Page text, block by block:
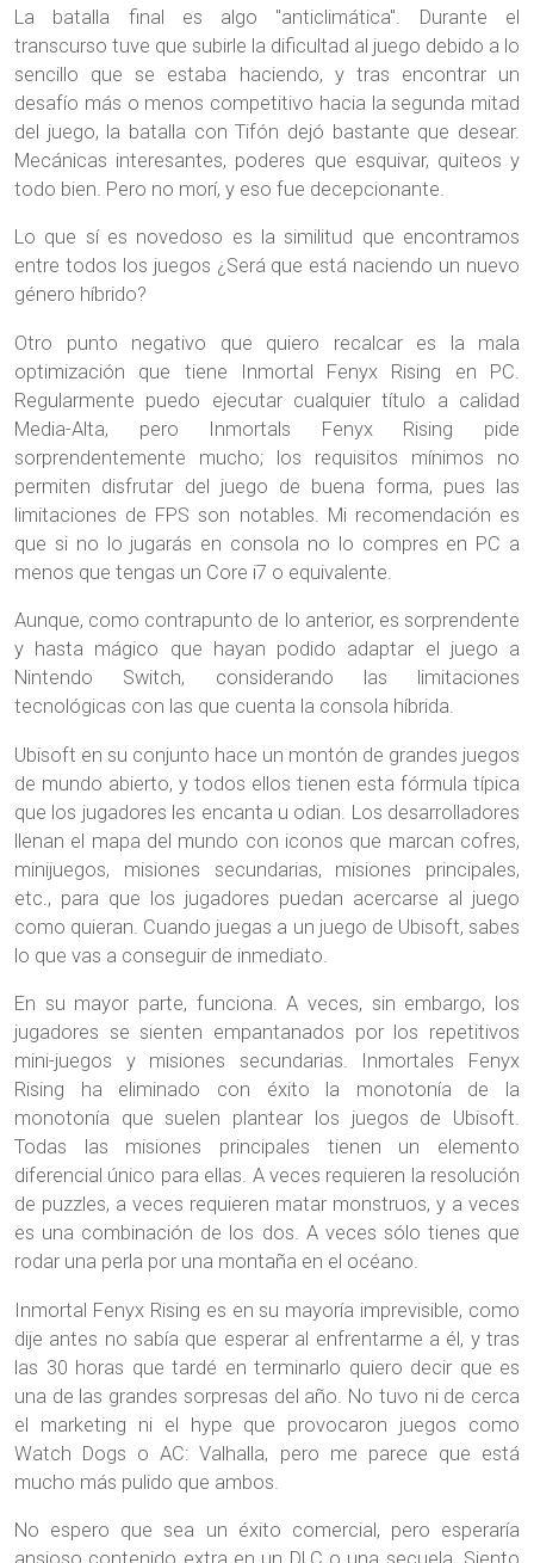
La batalla final es algo "anticlimática". Durante el
transcurso tuve que subirle la dificultad al juego debido a lo
sencillo que se estaba haciendo, y tras encontrar un
desafío más o menos competitivo hacia la segunda mitad
del juego, la batalla con Tifón dejó bastante que desear.
Mecánicas interesantes, poderes que esquivar, quiteos y
todo bien. Pero no morí, y eso fue decepcionante.
Lo que sí es novedoso es la similitud que encontramos
entre todos los juegos ¿Será que está naciendo un nuevo
género híbrido?
Otro punto negativo que quiero recalcar es la mala
optimización que tiene Inmortal Fenyx Rising en PC.
Regularmente puedo ejecutar cualquier título a calidad
Media-Alta, pero Inmortals Fenyx Rising pide
sorprendentemente mucho; los requisitos mínimos no
permiten disfrutar del juego de buena forma, pues las
limitaciones de FPS son notables. Mi recomendación es
que si no lo jugarás en consola no lo compres en PC a
menos que tengas un Core i7 o equivalente.
Aunque, como contrapunto de lo anterior, es sorprendente
y hasta mágico que hayan podido adaptar el juego a
Nintendo Switch, considerando las limitaciones
tecnológicas con las que cuenta la consola híbrida.
Ubisoft en su conjunto hace un montón de grandes juegos
de mundo abierto, y todos ellos tienen esta fórmula típica
que los jugadores les encanta u odian. Los desarrolladores
llenan el mapa del mundo con iconos que marcan cofres,
minijuegos, misiones secundarias, misiones principales,
etc., para que los jugadores puedan acercarse al juego
como quieran. Cuando juegas a un juego de Ubisoft, sabes
lo que vas a conseguir de inmediato.
En su mayor parte, funciona. A veces, sin embargo, los
jugadores se sienten empantanados por los repetitivos
mini-juegos y misiones secundarias. Inmortales Fenyx
Rising ha eliminado con éxito la monotonía de la
monotonía que suelen plantear los juegos de Ubisoft.
Todas las misiones principales tienen un elemento
diferencial único para ellas. A veces requieren la resolución
de puzzles, a veces requieren matar monstruos, y a veces
es una combinación de los dos. A veces sólo tienes que
rodar una perla por una montaña en el océano.
Inmortal Fenyx Rising es en su mayoría imprevisible, como
dije antes no sabía que esperar al enfrentarme a él, y tras
las 30 horas que tardé en terminarlo quiero decir que es
una de las grandes sorpresas del año. No tuvo ni de cerca
el marketing ni el hype que provocaron juegos como
Watch Dogs o AC: Valhalla, pero me parece que está
mucho más pulido que ambos.
No espero que sea un éxito comercial, pero esperaría